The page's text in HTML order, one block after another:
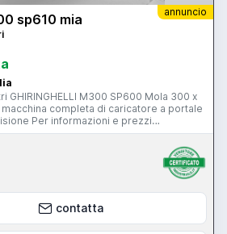
annuncio
sp610 mia
x
completa di caricatore a portale
nel ns
centerless spitzenlose
contatta